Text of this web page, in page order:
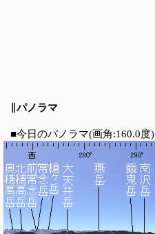
∥パノラマ
■今日のパノラマ(画角:160.0度)